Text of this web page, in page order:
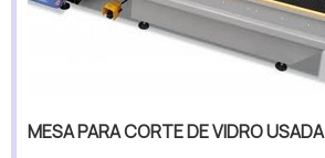
MESA PARA CORTE DE VIDRO USADA